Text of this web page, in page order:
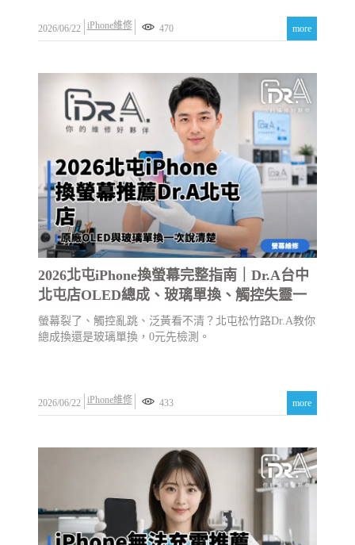
2026/06/22 iPhone維修 470 more
2026北屯iPhone換螢幕完整指南｜Dr.A台中
北屯店OLED總成、玻璃單換、觸控失靈一
次搞懂
螢幕裂了、觸控亂跳、泛黃看不清？北屯松竹路Dr.A教你
總成換還是玻璃單換，0元先檢測。
2026/06/22 iPhone維修 433 more